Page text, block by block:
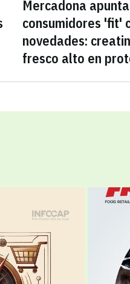
Mercadona
consumidores 'fit'
novedades:
fresco alto en